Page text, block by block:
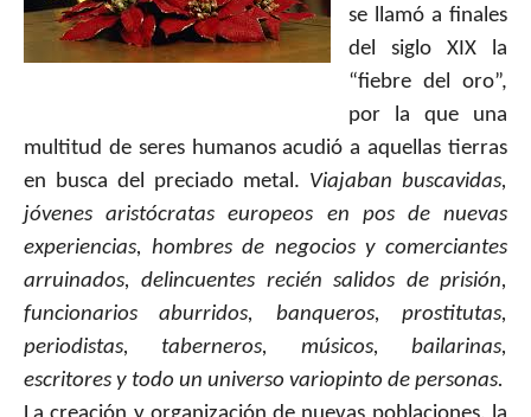
se llamó a finales
del siglo XIX la
“fiebre del oro”,
por la que una
multitud de seres humanos acudió a aquellas tierras
en busca del preciado metal. Viajaban buscavidas,
jóvenes aristócratas europeos en pos de nuevas
experiencias, hombres de negocios y comerciantes
arruinados, delincuentes recién salidos de prisión,
funcionarios aburridos, banqueros, prostitutas,
periodistas, taberneros, músicos, bailarinas,
escritores y todo un universo variopinto de personas.